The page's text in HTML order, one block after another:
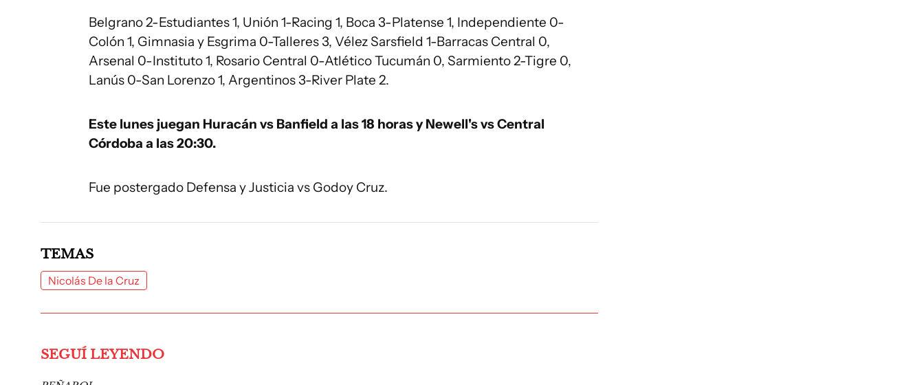
Belgrano 2-Estudiantes 1, Unión 1-Racing 1, Boca 3-Platense 1, Independiente 0-
Colón 1, Gimnasia y Esgrima 0-Talleres 3, Vélez Sarsfield 1-Barracas Central 0,
Arsenal 0-Instituto 1, Rosario Central 0-Atlético Tucumán 0, Sarmiento 2-Tigre 0,
Lanús 0-San Lorenzo 1, Argentinos 3-River Plate 2.
Este lunes juegan Huracán vs Banfield a las 18 horas y Newell's vs Central
Córdoba a las 20:30.
Fue postergado Defensa y Justicia vs Godoy Cruz.
TEMAS
Nicolás De la Cruz
SEGUÍ LEYENDO